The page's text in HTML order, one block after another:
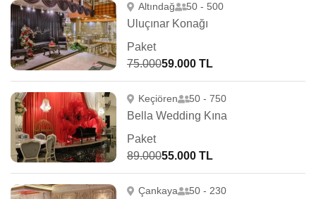
Altındağ 50 - 500
Uluçınar Konağı
Paket
75.00059.000 TL
Keçiören 50 - 750
Bella Wedding Kına
Paket
89.00055.000 TL
Çankaya 50 - 230